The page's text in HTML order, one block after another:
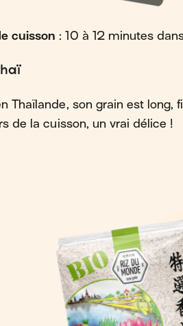
cuisson: 10 à 12 minutes
Thaïlande, son grain est long,
de la cuisson, un vrai délice !